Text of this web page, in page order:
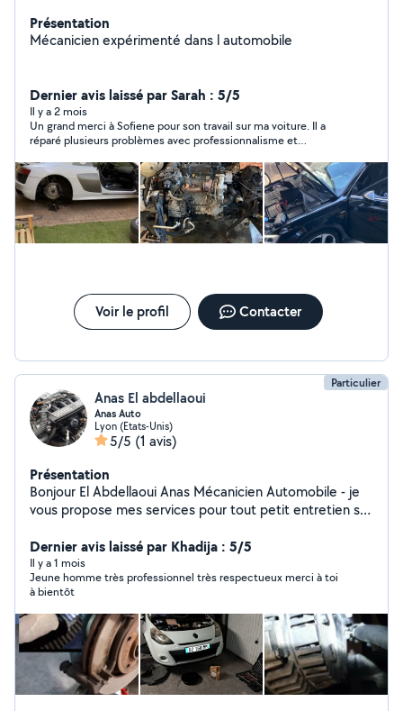
Présentation
Mécanicien expérimenté dans l automobile
Dernier avis laissé par Sarah : 5/5
Il y a 2 mois
Un grand merci à Sofiene pour son travail sur ma voiture. Il a
réparé plusieurs problèmes avec professionnalisme et
tarifs, il est également très arrangeant. Je le recommande à
100 % et les yeux fermés. Je n’hésiterai pas à revenir vers lui
pour de futurs travaux sur mon véhicule. ⭐⭐⭐⭐⭐
Voir le profil Contacter
Particulier
Anas El abdellaoui
Anas Auto
Lyon (Etats-Unis)
5/5 (1 avis)
Présentation
Bonjour El Abdellaoui Anas Mécanicien Automobile - je
vous propose mes services pour tout petit entretien sur
disque plaquette frein - changement bougie - démarreur
- alternateur changement toute pièces possible , ect... .
Déplacement dans tout la région Lyonnaise ou sur place
Dernier avis laissé par Khadija : 5/5
Il y a 1 mois
Jeune homme très professionnel très respectueux merci à toi
à bientôt